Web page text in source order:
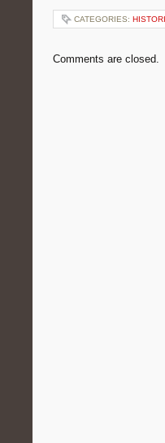
CATEGORIES:
Comments are closed.